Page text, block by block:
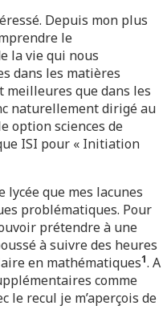
Depuis mon plus
le
la vie qui nous
dans les matières
que dans les
naturellement dirigé au
option sciences de
ISI pour « Initiation
lycée que mes lacunes
problématiques. Pour
prétendre à une
à suivre des heures
en mathématiques1. A
comme
le recul je m’aperçois de